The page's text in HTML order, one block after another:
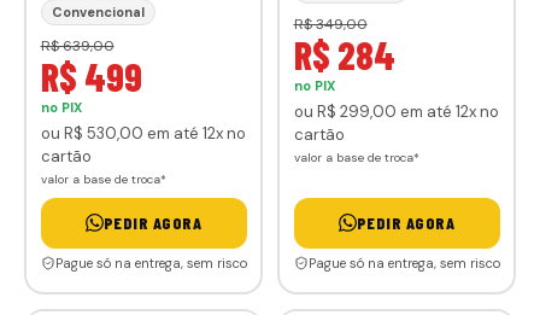
Convencional
R$ 639,00
R$ 499
no PIX
ou R$ 530,00 em até 12x no
cartão
valor a base de troca*
PEDIR AGORA
Pague só na entrega, sem risco
R$ 349,00
R$ 284
no PIX
ou R$ 299,00 em até 12x no
cartão
valor a base de troca*
PEDIR AGORA
Pague só na entrega, sem risco